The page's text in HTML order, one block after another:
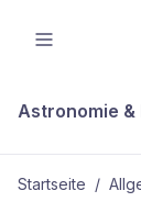
Astronomie &
Startseite /